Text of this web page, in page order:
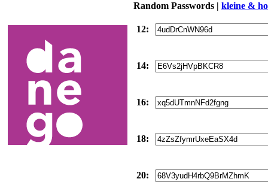
Random Passwords | kleine &
12:
14:
16:
18:
20: